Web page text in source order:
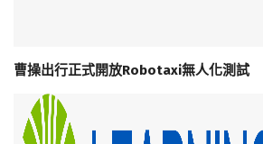
曹操出行正式開放Robotaxi無人化測試